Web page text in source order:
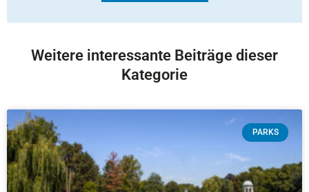
Weitere interessante Beiträge dieser
Kategorie
PARKS